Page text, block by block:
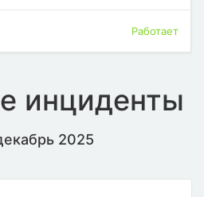
Работает
инциденты
2025